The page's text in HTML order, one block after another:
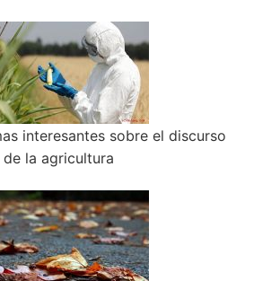
interesantes sobre el discurso
de la agricultura